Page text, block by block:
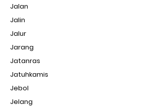
Jalan
Jalin
Jalur
Jarang
Jatanras
Jatuhkamis
Jebol
Jelang